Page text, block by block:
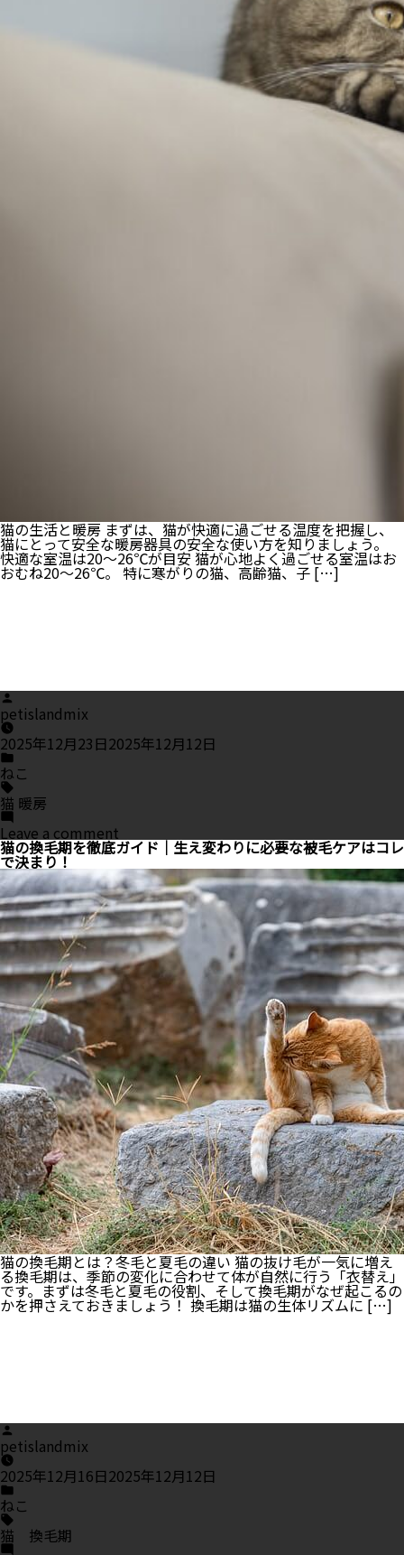
猫の生活と暖房 まずは、猫が快適に過ごせる温度を把握し、
猫にとって安全な暖房器具の安全な使い方を知りましょう。
快適な室温は20〜26℃が目安 猫が心地よく過ごせる室温はお
おむね20〜26℃。 特に寒がりの猫、高齢猫、子 […]
Posted
by
petislandmix
2025年12月23日2025年12月12日
Posted
in
ねこ
Tags:
猫 暖房
Leave a comment
猫
の
お
留
守
番
に
暖
房
は
危
険？
猫
と
安
全
な
冬
を
過
ご
す
方
法！
猫の換毛期を徹底ガイド｜生え変わりに必要な被毛ケアはコレ
で決まり！
猫の換毛期とは？冬毛と夏毛の違い 猫の抜け毛が一気に増え
る換毛期は、季節の変化に合わせて体が自然に行う「衣替え」
です。まずは冬毛と夏毛の役割、そして換毛期がなぜ起こるの
かを押さえておきましょう！ 換毛期は猫の生体リズムに […]
Posted
by
petislandmix
2025年12月16日2025年12月12日
Posted
in
ねこ
Tags:
猫 換毛期